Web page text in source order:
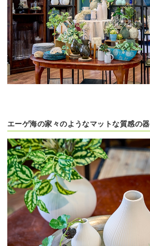
エーゲ海の家々のようなマットな質感の器